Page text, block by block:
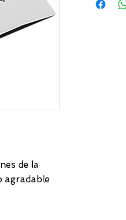
de la
agradable